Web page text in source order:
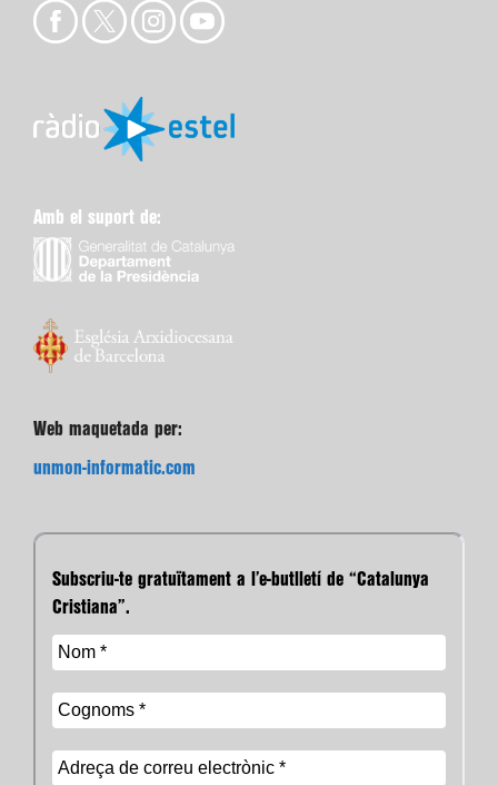
Amb el suport de:
Web maquetada per:
unmon-informatic.com
Subscriu-te gratuïtament a l’e-butlletí de “Catalunya
Cristiana”.